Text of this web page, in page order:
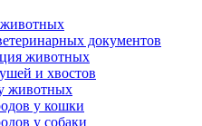
документов
животных
и хвостов
животных
у кошки
у собаки